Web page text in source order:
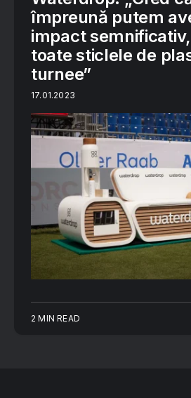
împreună putem
impact
toate sticlele de
turnee”
17.01.2023
2 MIN READ